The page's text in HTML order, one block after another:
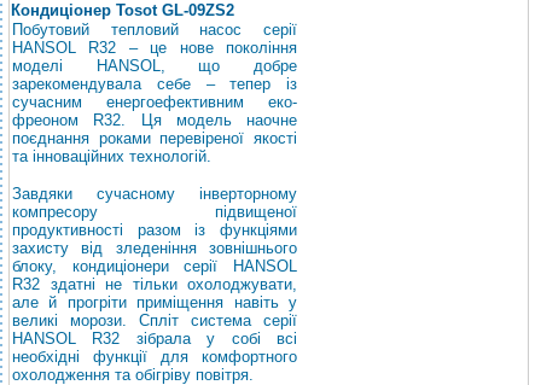
Кондиціонер Tosot GL-09ZS2
Побутовий тепловий насос серії
HANSOL R32 – це нове покоління
моделі HANSOL, що добре
зарекомендувала себе – тепер із
сучасним енергоефективним еко-
фреоном R32. Ця модель наочне
поєднання роками перевіреної якості
та інноваційних технологій.
Завдяки сучасному інверторному
компресору підвищеної
продуктивності разом із функціями
захисту від зледеніння зовнішнього
блоку, кондиціонери серії HANSOL
R32 здатні не тільки охолоджувати,
але й прогріти приміщення навіть у
великі морози. Спліт система серії
HANSOL R32 зібрала у собі всі
необхідні функції для комфортного
охолодження та обігріву повітря.